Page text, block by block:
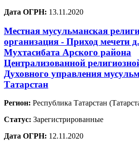
Дата ОГРН: 13.11.2020
Местная мусульманская
организация - Приход мечети
Мухтасибата Арского района
Централизованной
Духовного управления
Татарстан
Регион: Республика Татарстан
Статус: Зарегистрированные
Дата ОГРН: 12.11.2020